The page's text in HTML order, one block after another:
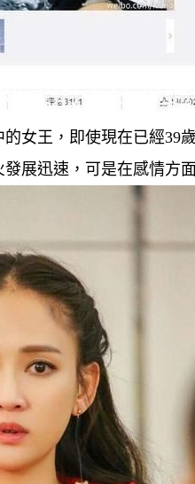
女王，即使現在已經39
展迅速，可是在感情方